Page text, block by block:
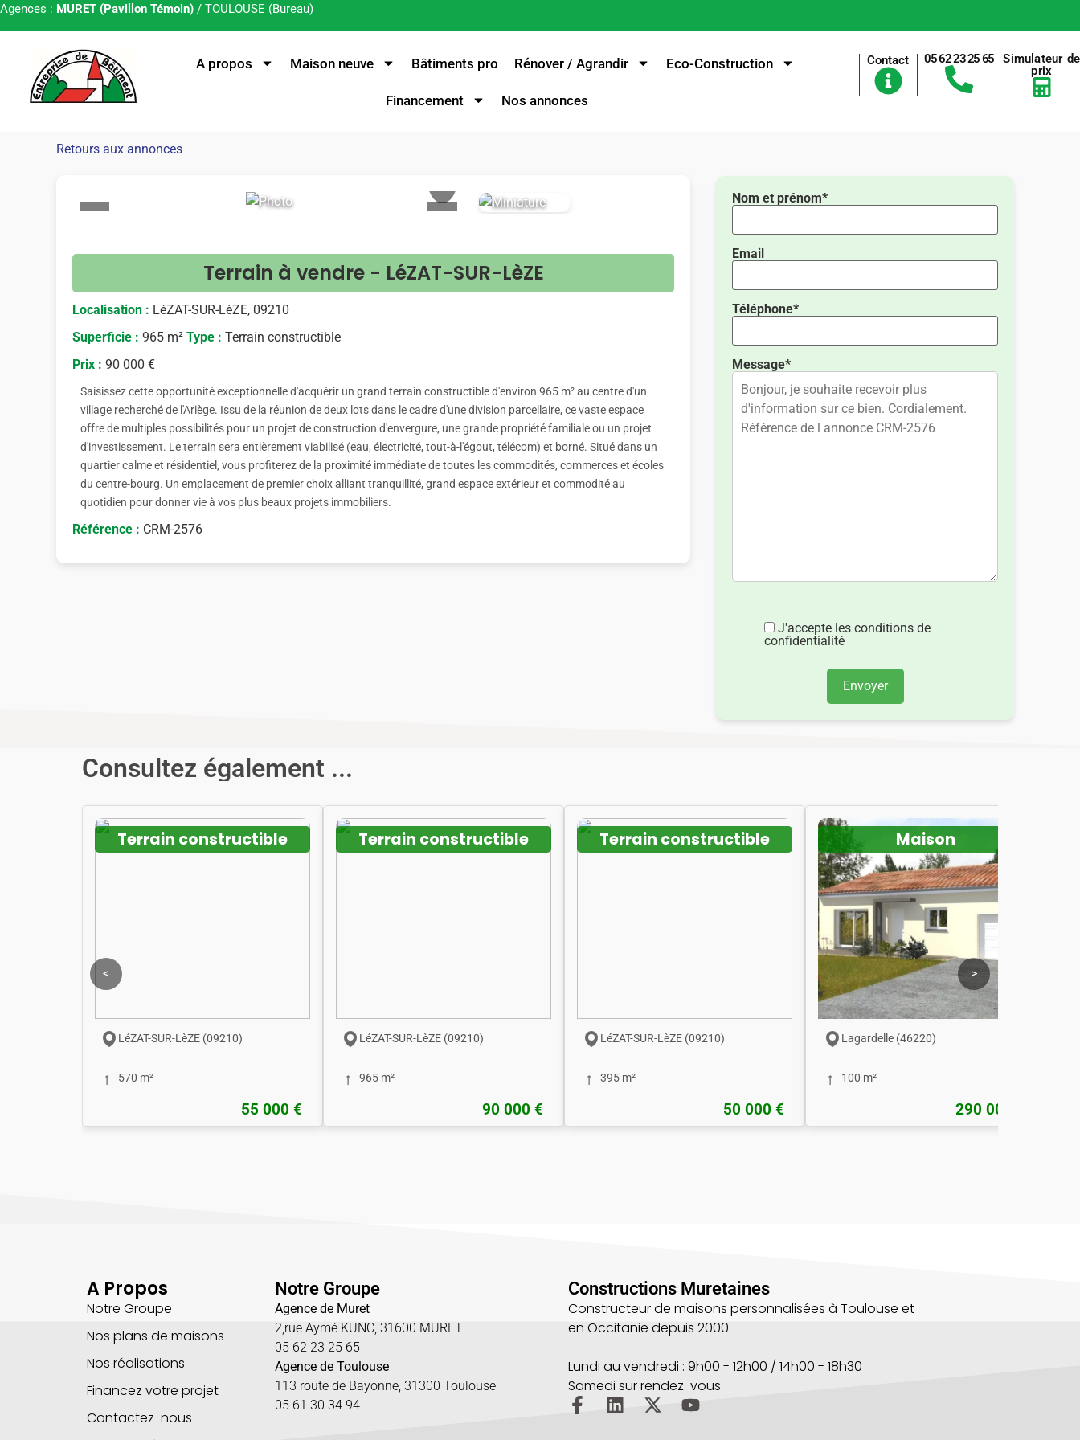
Agences : MURET (Pavillon Témoin) / TOULOUSE (Bureau)
A propos Maison neuve Bâtiments pro Rénover / Agrandir Eco-Construction
Financement Nos annonces
Contact 05 62 23 25 65
Simulateur de
prix
Retours aux annonces
Terrain à vendre - LéZAT-SUR-LèZE
Localisation : LéZAT-SUR-LèZE, 09210
Superficie : 965 m² Type : Terrain constructible
Prix : 90 000 €
Saisissez cette opportunité exceptionnelle d'acquérir un grand terrain constructible d'environ 965 m² au centre d'un
village recherché de l'Ariège. Issu de la réunion de deux lots dans le cadre d'une division parcellaire, ce vaste espace
offre de multiples possibilités pour un projet de construction d'envergure, une grande propriété familiale ou un projet
d'investissement. Le terrain sera entièrement viabilisé (eau, électricité, tout-à-l'égout, télécom) et borné. Situé dans un
quartier calme et résidentiel, vous profiterez de la proximité immédiate de toutes les commodités, commerces et écoles
du centre-bourg. Un emplacement de premier choix alliant tranquillité, grand espace extérieur et commodité au
quotidien pour donner vie à vos plus beaux projets immobiliers.
Référence : CRM-2576
Nom et prénom*
Email
Téléphone*
Message*
J'accepte les conditions de
confidentialité
Envoyer
Consultez également ...
<
Terrain constructible
LéZAT-SUR-LèZE (09210)
570 m²
55 000 €
Terrain constructible
LéZAT-SUR-LèZE (09210)
965 m²
90 000 €
Terrain constructible
LéZAT-SUR-LèZE (09210)
395 m²
50 000 €
Maison
Lagardelle (46220)
100 m²
290 000 €
>
A Propos
Notre Groupe
Nos plans de maisons
Nos réalisations
Financez votre projet
Contactez-nous
Notre Groupe
Agence de Muret
2,rue Aymé KUNC, 31600 MURET
05 62 23 25 65
Agence de Toulouse
113 route de Bayonne, 31300 Toulouse
05 61 30 34 94
Constructions Muretaines
Constructeur de maisons personnalisées à Toulouse et
en Occitanie depuis 2000
Lundi au vendredi : 9h00 - 12h00 / 14h00 - 18h30
Samedi sur rendez-vous